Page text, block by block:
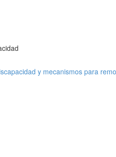
y mecanismos para